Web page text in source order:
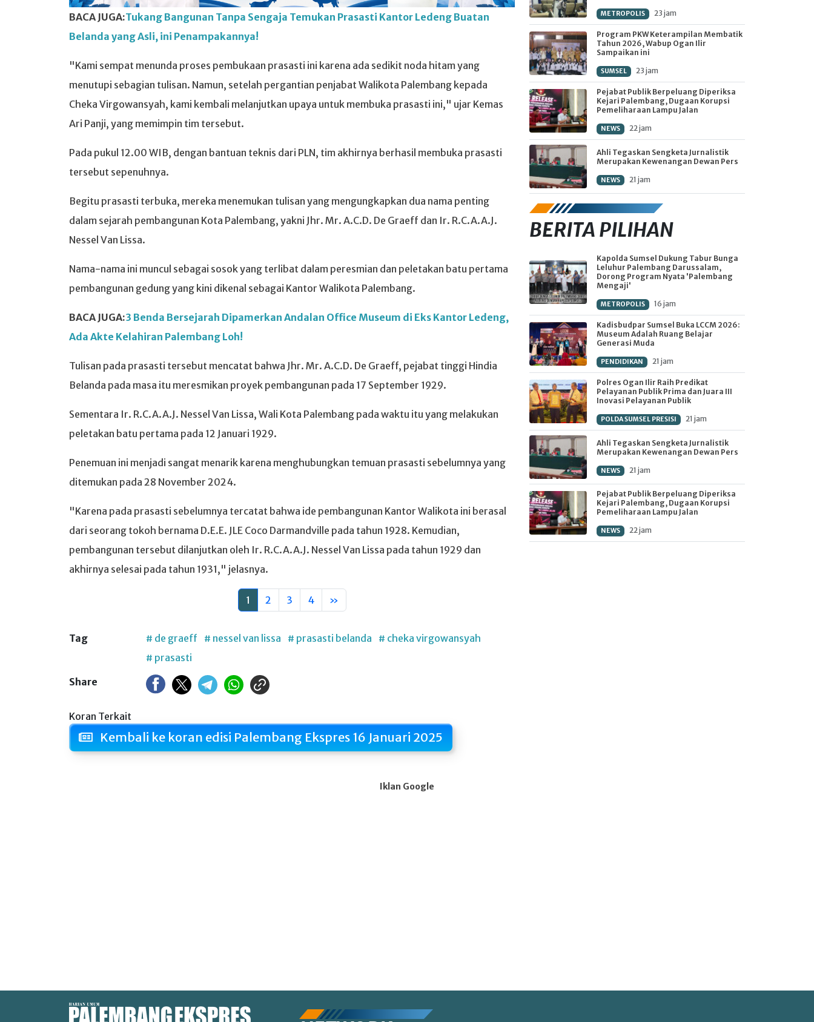
BACA JUGA:Tukang Bangunan Tanpa Sengaja Temukan Prasasti Kantor Ledeng Buatan
Belanda yang Asli, ini Penampakannya!
"Kami sempat menunda proses pembukaan prasasti ini karena ada sedikit noda hitam yang
menutupi sebagian tulisan. Namun, setelah pergantian penjabat Walikota Palembang kepada
Cheka Virgowansyah, kami kembali melanjutkan upaya untuk membuka prasasti ini," ujar Kemas
Ari Panji, yang memimpin tim tersebut.
Pada pukul 12.00 WIB, dengan bantuan teknis dari PLN, tim akhirnya berhasil membuka prasasti
tersebut sepenuhnya.
Begitu prasasti terbuka, mereka menemukan tulisan yang mengungkapkan dua nama penting
dalam sejarah pembangunan Kota Palembang, yakni Jhr. Mr. A.C.D. De Graeff dan Ir. R.C.A.A.J.
Nessel Van Lissa.
Nama-nama ini muncul sebagai sosok yang terlibat dalam peresmian dan peletakan batu pertama
pembangunan gedung yang kini dikenal sebagai Kantor Walikota Palembang.
BACA JUGA:3 Benda Bersejarah Dipamerkan Andalan Office Museum di Eks Kantor Ledeng,
Ada Akte Kelahiran Palembang Loh!
Tulisan pada prasasti tersebut mencatat bahwa Jhr. Mr. A.C.D. De Graeff, pejabat tinggi Hindia
Belanda pada masa itu meresmikan proyek pembangunan pada 17 September 1929.
Sementara Ir. R.C.A.A.J. Nessel Van Lissa, Wali Kota Palembang pada waktu itu yang melakukan
peletakan batu pertama pada 12 Januari 1929.
Penemuan ini menjadi sangat menarik karena menghubungkan temuan prasasti sebelumnya yang
ditemukan pada 28 November 2024.
"Karena pada prasasti sebelumnya tercatat bahwa ide pembangunan Kantor Walikota ini berasal
dari seorang tokoh bernama D.E.E. JLE Coco Darmandville pada tahun 1928. Kemudian,
pembangunan tersebut dilanjutkan oleh Ir. R.C.A.A.J. Nessel Van Lissa pada tahun 1929 dan
akhirnya selesai pada tahun 1931," jelasnya.
1 2 3 4 »
Tag # de graeff # nessel van lissa # prasasti belanda
# cheka virgowansyah
# prasasti
Share
Koran Terkait
Kembali ke koran edisi Palembang Ekspres 16 Januari 2025
METROPOLIS 23 jam
Program PKW Keterampilan Membatik
Tahun 2026, Wabup Ogan Ilir
Sampaikan ini
SUMSEL 23 jam
Pejabat Publik Berpeluang Diperiksa
Kejari Palembang, Dugaan Korupsi
Pemeliharaan Lampu Jalan
NEWS 22 jam
Ahli Tegaskan Sengketa Jurnalistik
Merupakan Kewenangan Dewan Pers
NEWS 21 jam
BERITA PILIHAN
Kapolda Sumsel Dukung Tabur Bunga
Leluhur Palembang Darussalam,
Dorong Program Nyata 'Palembang
Mengaji'
METROPOLIS 16 jam
Kadisbudpar Sumsel Buka LCCM 2026:
Museum Adalah Ruang Belajar
Generasi Muda
PENDIDIKAN 21 jam
Polres Ogan Ilir Raih Predikat
Pelayanan Publik Prima dan Juara III
Inovasi Pelayanan Publik
POLDA SUMSEL PRESISI 21 jam
Ahli Tegaskan Sengketa Jurnalistik
Merupakan Kewenangan Dewan Pers
NEWS 21 jam
Pejabat Publik Berpeluang Diperiksa
Kejari Palembang, Dugaan Korupsi
Pemeliharaan Lampu Jalan
NEWS 22 jam
Iklan Google